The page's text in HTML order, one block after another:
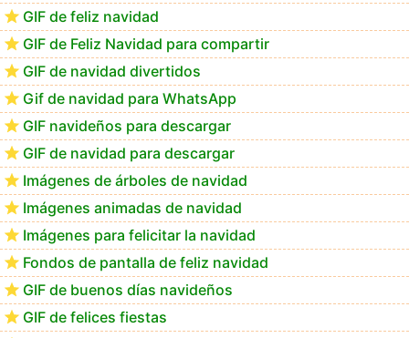
GIF de feliz navidad
GIF de Feliz Navidad para compartir
GIF de navidad divertidos
Gif de navidad para WhatsApp
GIF navideños para descargar
GIF de navidad para descargar
Imágenes de árboles de navidad
Imágenes animadas de navidad
Imágenes para felicitar la navidad
Fondos de pantalla de feliz navidad
GIF de buenos días navideños
GIF de felices fiestas